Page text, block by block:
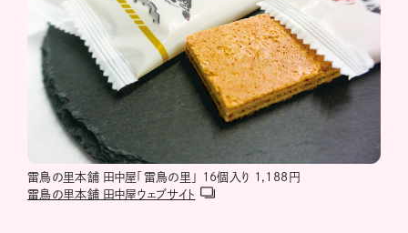
雷鳥の里本舗 田中屋「雷鳥の里」 16個入り 1,188円
雷鳥の里本舗 田中屋ウェブサイト